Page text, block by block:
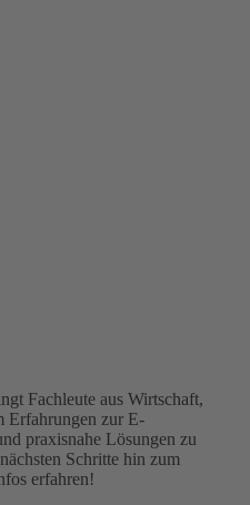
Fachleute aus Wirtschaft,
Erfahrungen zur E-
praxisnahe Lösungen zu
Schritte hin zum
erfahren!